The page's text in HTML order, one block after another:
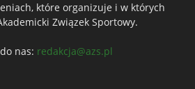
które organizuje i w których
Związek Sportowy.
nas: redakcja@azs.pl